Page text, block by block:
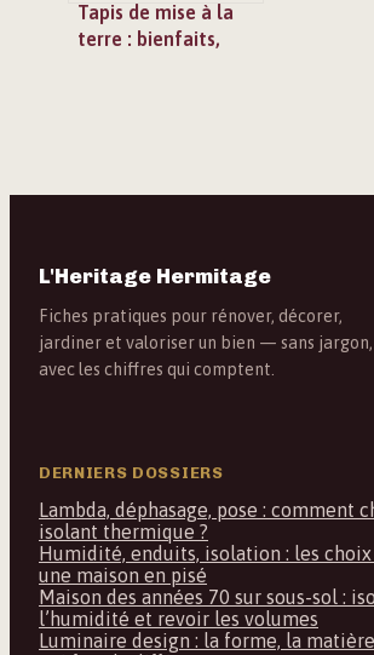
Tapis de mise à la
terre : bienfaits,
L'Heritage Hermitage
Fiches pratiques pour rénover, décorer,
jardiner et valoriser un bien — sans jargon,
avec les chiffres qui comptent.
DERNIERS DOSSIERS
Lambda, déphasage, pose : comment
isolant thermique ?
Humidité, enduits, isolation : les
une maison en pisé
Maison des années 70 sur sous-sol :
l’humidité et revoir les volumes
Luminaire design : la forme, la